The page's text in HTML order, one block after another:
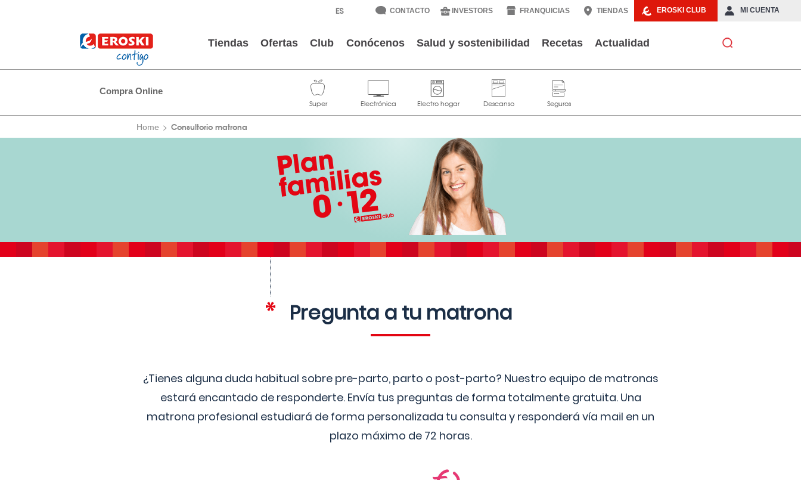
EROSKI CLUB MI CUENTA
CONTACTO INVESTORS FRANQUICIAS TIENDAS
Tiendas Ofertas Club Conócenos Salud y sostenibilidad Recetas Actualidad
Compra Online
Home Consultorio matrona
Pregunta a tu matrona
¿Tienes alguna duda habitual sobre pre-parto, parto o post-parto? Nuestro equipo de matronas
estará encantado de responderte. Envía tus preguntas de forma totalmente gratuita. Una
matrona profesional estudiará de forma personalizada tu consulta y responderá vía mail en un
plazo máximo de 72 horas.